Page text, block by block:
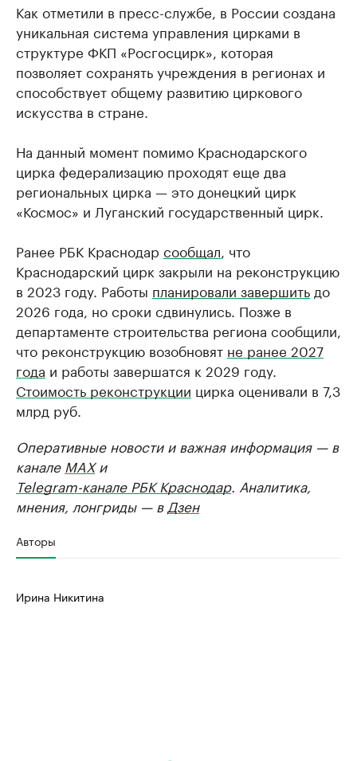
Как отметили в пресс-службе, в России создана
уникальная система управления цирками в
структуре ФКП «Росгосцирк», которая
позволяет сохранять учреждения в регионах и
способствует общему развитию циркового
искусства в стране.
На данный момент помимо Краснодарского
цирка федерализацию проходят еще два
региональных цирка — это донецкий цирк
«Космос» и Луганский государственный цирк.
Ранее РБК Краснодар сообщал , что
Краснодарский цирк закрыли на реконструкцию
в 2023 году. Работы планировали завершить до
2026 года, но сроки сдвинулись. Позже в
департаменте строительства региона сообщили,
что реконструкцию возобновят не ранее 2027
года и работы завершатся к 2029 году.
Стоимость реконструкции цирка оценивали в 7,3
млрд руб.
Оперативные новости и важная информация — в
канале MAXи
Telegram-канале РБК Краснодар. Аналитика,
мнения, лонгриды — в Дзен
Авторы
Ирина Никитина